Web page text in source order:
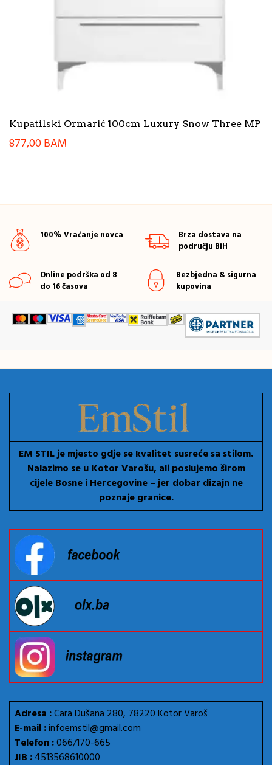
Kupatilski Ormarić 100cm Luxury Snow Three MP
877,00BAM
100% Vraćanje novca
Brza dostava na
području BiH
Online podrška od 8
do 16 časova
Bezbjedna & sigurna
kupovina
EM STIL je mjesto gdje se kvalitet susreće sa stilom.
Nalazimo se u Kotor Varošu, ali poslujemo širom
cijele Bosne i Hercegovine – jer dobar dizajn ne
poznaje granice.
Adresa :Cara Dušana 280, 78220 Kotor Varoš
E-mail :infoemstil@gmail.com
Telefon :066/170-665
JIB :4513568610000